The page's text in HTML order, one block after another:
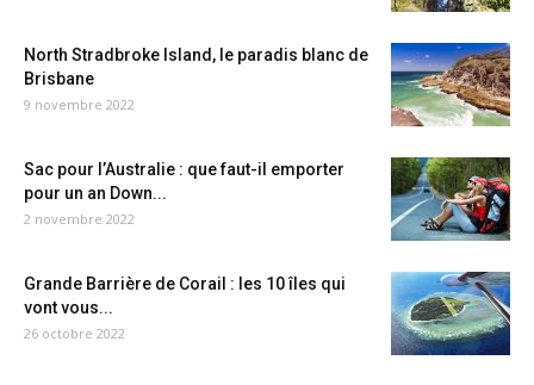
North Stradbroke Island, le paradis blanc de
Brisbane
9 novembre 2022
Sac pour l’Australie : que faut-il emporter
pour un an Down...
2 novembre 2022
Grande Barrière de Corail : les 10 îles qui
vont vous...
26 octobre 2022